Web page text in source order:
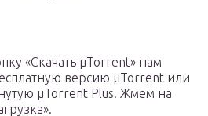
«Скачать µTorrent» нам
версию µTorrent или
µTorrent Plus. Жмем на